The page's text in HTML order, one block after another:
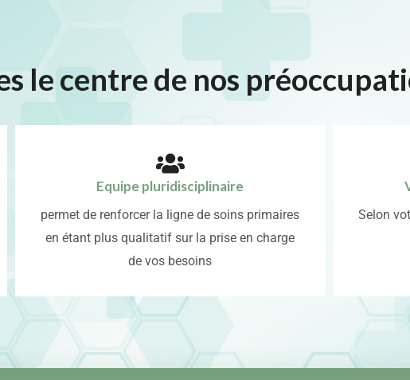
le centre de nos
Equipe pluridisciplinaire
permet de renforcer la ligne de soins primaires
en étant plus qualitatif sur la prise en charge
de vos besoins
Selon